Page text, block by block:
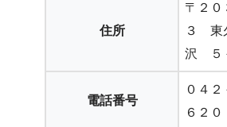
住所
〒２０
３ 東
沢 ５
電話番号
０４２
６２０